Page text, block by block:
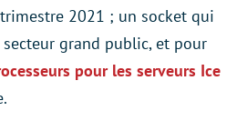
2021 ; un socket qui
secteur grand public, et pour
pour les serveurs Ice